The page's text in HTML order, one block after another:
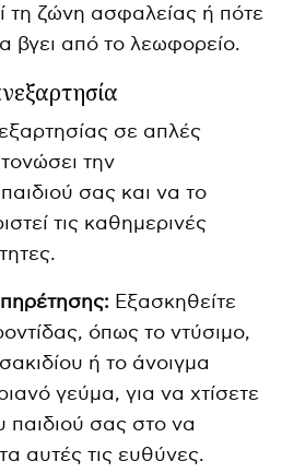
τη ζώνη ασφαλείας ή πότε
βγει από το λεωφορείο.
σε απλές
την
σας και να το
τις καθημερινές
Εξασκηθείτε
όπως το ντύσιμο,
ή το άνοιγμα
γεύμα, για να χτίσετε
παιδιού σας στο να
αυτές τις ευθύνες.